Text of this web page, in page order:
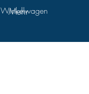
Mehr
Winkelwagen